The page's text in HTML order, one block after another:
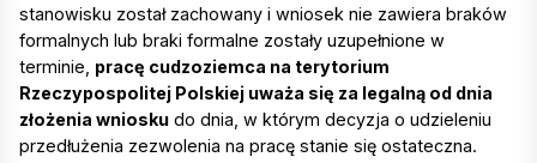
stanowisku został zachowany i wniosek nie zawiera braków
formalnych lub braki formalne zostały uzupełnione w
terminie, pracę cudzoziemca na terytorium
Rzeczypospolitej Polskiej uważa się za legalną od dnia
złożenia wniosku do dnia, w którym decyzja o udzieleniu
przedłużenia zezwolenia na pracę stanie się ostateczna.